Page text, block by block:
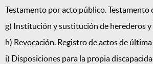
Testamento por acto público. Testamento
g) Institución y sustitución de herederos y
h) Revocación. Registro de actos de
i) Disposiciones para la propia